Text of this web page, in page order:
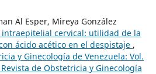
Al Esper, Mireya González
intraepitelial cervical: utilidad de la
ácido acético en el despistaje ,
y Ginecología de Venezuela: Vol.
de Obstetricia y Ginecología